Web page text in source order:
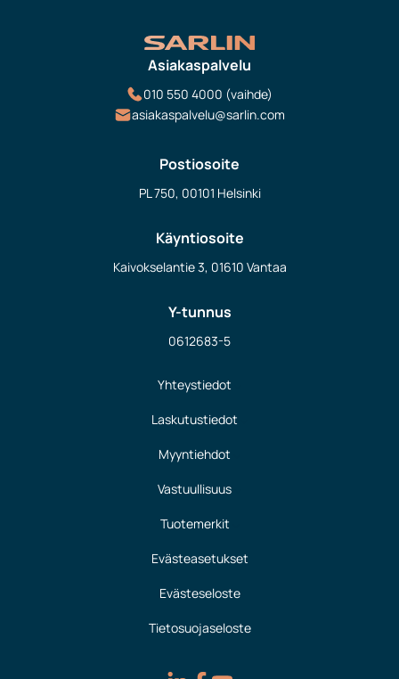
Asiakaspalvelu
010 550 4000 (vaihde)
asiakaspalvelu@sarlin.com
Postiosoite
PL 750, 00101 Helsinki
Käyntiosoite
Kaivokselantie 3, 01610 Vantaa
Y-tunnus
0612683-5
Yhteystiedot
Laskutustiedot
Myyntiehdot
Vastuullisuus
Tuotemerkit
Evästeasetukset
Evästeseloste
Tietosuojaseloste